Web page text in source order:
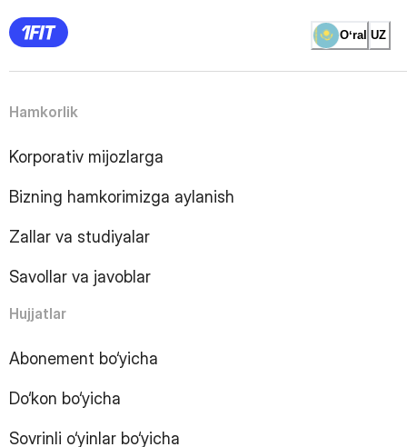
Oʻral UZ
Hamkorlik
Korporativ mijozlarga
Bizning hamkorimizga aylanish
Zallar va studiyalar
Savollar va javoblar
Hujjatlar
Abonement bo‘yicha
Do‘kon bo‘yicha
Sovrinli o‘yinlar bo‘yicha